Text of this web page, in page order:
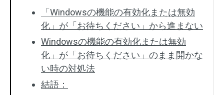
「Windowsの機能の有効化または無効
化」が「お待ちください」から進まない
Windowsの機能の有効化または無効
化」が「お待ちください」のまま開かな
い時の対処法
結語：